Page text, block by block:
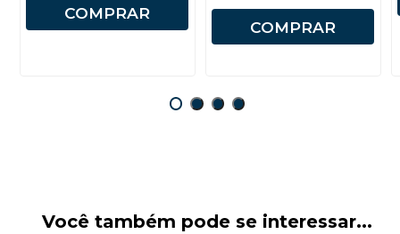
COMPRAR
COMPRAR
Você também pode se interessar...